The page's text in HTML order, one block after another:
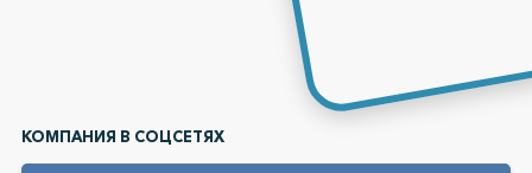
КОМПАНИЯ В СОЦСЕТЯХ